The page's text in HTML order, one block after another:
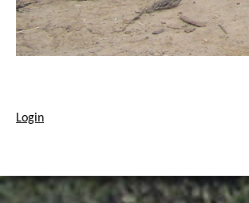
Login